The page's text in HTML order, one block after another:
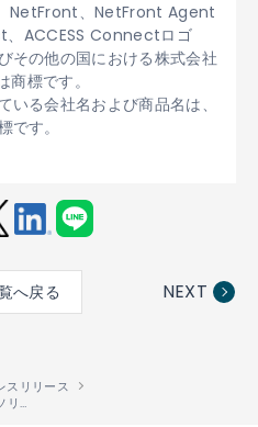
NetFront、NetFront Agent
、ACCESS Connectロゴ
その他の国における株式会社
商標です。
いる会社名および商品名は、
す。
edin
へ戻る NEXT
スリリース
ACCESS、建設業界のIoT化に向けたソリューションにおいて、アクティオと協業